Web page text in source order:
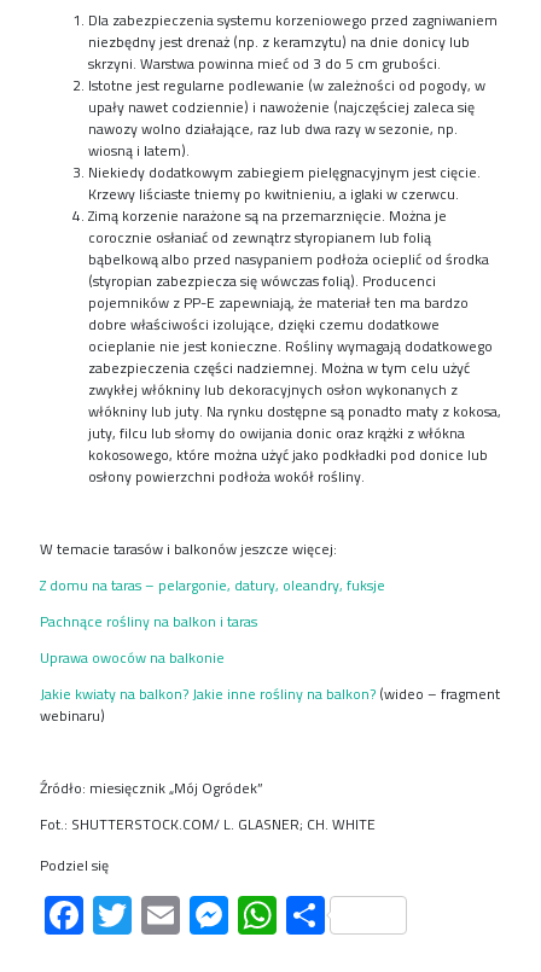
Dla zabezpieczenia systemu korzeniowego przed zagniwaniem
niezbędny jest drenaż (np. z keramzytu) na dnie donicy lub
skrzyni. Warstwa powinna mieć od 3 do 5 cm grubości.
Istotne jest regularne podlewanie (w zależności od pogody, w
upały nawet codziennie) i nawożenie (najczęściej zaleca się
nawozy wolno działające, raz lub dwa razy w sezonie, np.
wiosną i latem).
Niekiedy dodatkowym zabiegiem pielęgnacyjnym jest cięcie.
Krzewy liściaste tniemy po kwitnieniu, a iglaki w czerwcu.
Zimą korzenie narażone są na przemarznięcie. Można je
corocznie osłaniać od zewnątrz styropianem lub folią
bąbelkową albo przed nasypaniem podłoża ocieplić od środka
(styropian zabezpiecza się wówczas folią). Producenci
pojemników z PP-E zapewniają, że materiał ten ma bardzo
dobre właściwości izolujące, dzięki czemu dodatkowe
ocieplanie nie jest konieczne. Rośliny wymagają dodatkowego
zabezpieczenia części nadziemnej. Można w tym celu użyć
zwykłej włókniny lub dekoracyjnych osłon wykonanych z
włókniny lub juty. Na rynku dostępne są ponadto maty z kokosa,
juty, filcu lub słomy do owijania donic oraz krążki z włókna
kokosowego, które można użyć jako podkładki pod donice lub
osłony powierzchni podłoża wokół rośliny.
W temacie tarasów i balkonów jeszcze więcej:
Z domu na taras – pelargonie, datury, oleandry, fuksje
Pachnące rośliny na balkon i taras
Uprawa owoców na balkonie
Jakie kwiaty na balkon? Jakie inne rośliny na balkon? (wideo – fragment
webinaru)
Źródło: miesięcznik „Mój Ogródek”
Fot.: SHUTTERSTOCK.COM/ L. GLASNER; CH. WHITE
Podziel się
Facebook
Twitter
EmailMessenger
WhatsApp
Share